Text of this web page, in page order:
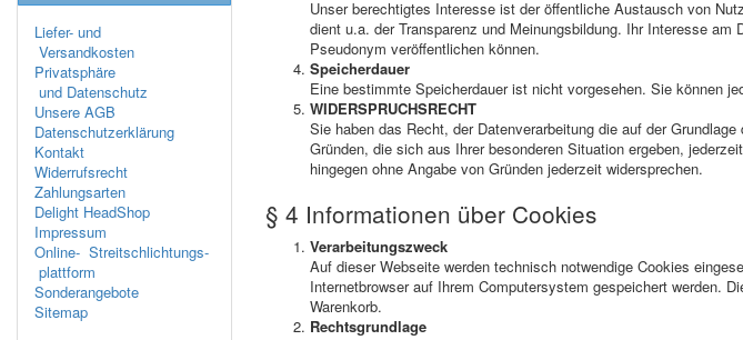
Unser berechtigtes Interesse ist der öffentliche Austausch von
dient u.a. der Transparenz und Meinungsbildung. Ihr Interesse
Pseudonym veröffentlichen können.
Speicherdauer
Eine bestimmte Speicherdauer ist nicht vorgesehen. Sie können
WIDERSPRUCHSRECHT
Sie haben das Recht, der Datenverarbeitung die auf der
Gründen, die sich aus Ihrer besonderen Situation ergeben,
hingegen ohne Angabe von Gründen jederzeit widersprechen.
§ 4 Informationen über Cookies
Verarbeitungszweck
Auf dieser Webseite werden technisch notwendige Cookies
Internetbrowser auf Ihrem Computersystem gespeichert werden.
Warenkorb.
Rechtsgrundlage
Liefer- und
Versandkosten
Privatsphäre
und Datenschutz
Unsere AGB
Datenschutzerklärung
Kontakt
Widerrufsrecht
Zahlungsarten
Delight HeadShop
Impressum
Online- Streitschlichtungs-
plattform
Sonderangebote
Sitemap